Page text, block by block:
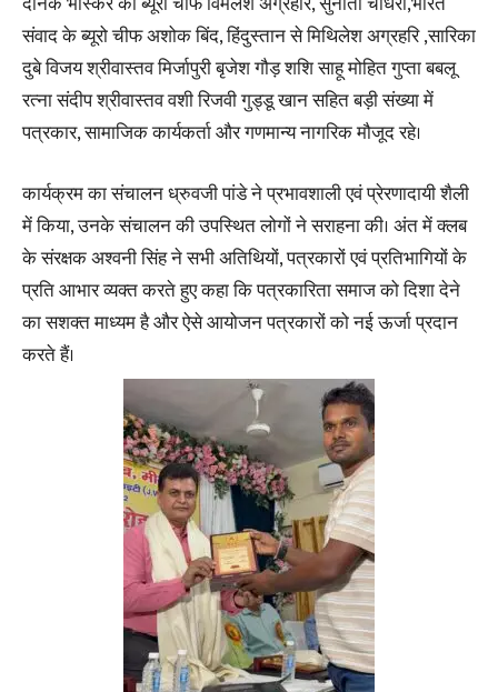
संवाद के ब्यूरो चीफ अशोक बिंद, हिंदुस्तान से मिथिलेश अग्रहरि ,सारिका
दुबे विजय श्रीवास्तव मिर्जापुरी बृजेश गौड़ शशि साहू मोहित गुप्ता बबलू
रत्ना संदीप श्रीवास्तव वशी रिजवी गुड्डू खान सहित बड़ी संख्या में
पत्रकार, सामाजिक कार्यकर्ता और गणमान्य नागरिक मौजूद रहे।
कार्यक्रम का संचालन ध्रुवजी पांडे ने प्रभावशाली एवं प्रेरणादायी शैली
में किया, उनके संचालन की उपस्थित लोगों ने सराहना की। अंत में क्लब
के संरक्षक अश्वनी सिंह ने सभी अतिथियों, पत्रकारों एवं प्रतिभागियों के
प्रति आभार व्यक्त करते हुए कहा कि पत्रकारिता समाज को दिशा देने
का सशक्त माध्यम है और ऐसे आयोजन पत्रकारों को नई ऊर्जा प्रदान
करते हैं।